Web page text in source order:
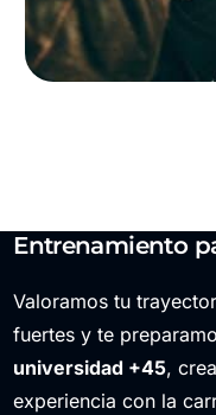
Entrenamiento
Valoramos tu
fuertes y te
universidad +45,
experiencia con la